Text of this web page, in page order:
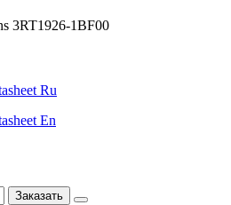
Ru
En
Заказать